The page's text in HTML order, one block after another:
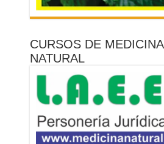
CURSOS DE MEDICINA
NATURAL